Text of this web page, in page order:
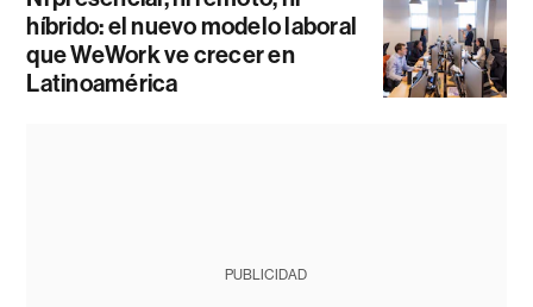
híbrido: el nuevo modelo laboral
que WeWork ve crecer en
Latinoamérica
PUBLICIDAD